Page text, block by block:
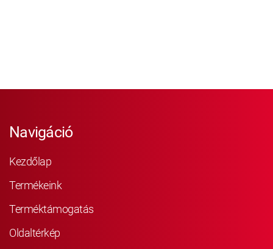
Navigáció
Kezdőlap
Termékeink
Terméktámogatás
Oldaltérkép